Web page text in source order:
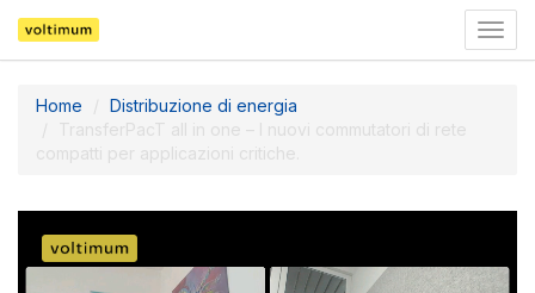
Passa
a
Home
Distribuzione di energia
TransferPacT all in one – I nuovi commutatori di rete
compatti per applicazioni critiche.